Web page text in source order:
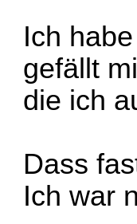
Ich
gefällt
die ich
Dass
Ich war